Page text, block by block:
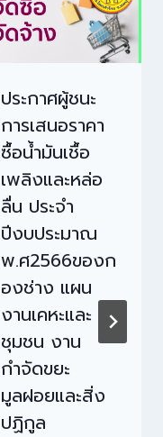
ประกาศผู้ชนะ
การเสนอราคา
ซื้อน้ำมันเชื้อ
เพลิงและหล่อ
ลื่น ประจำ
ปีงบประมาณ
พ.ศ2566ของก
องช่าง แผน
งานเคหะและ
ชุมชน งาน
กำจัดขยะ
มูลฝอยและสิ่ง
ปฏิกูล